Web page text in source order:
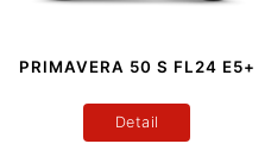
PRIMAVERA 50 S FL24 E5+
Detail